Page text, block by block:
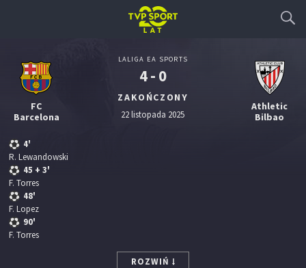
FC
Barcelona
4'
R. Lewandowski
45 + 3'
F. Torres
48'
F. Lopez
90'
F. Torres
LALIGA EA SPORTS
4 - 0
ZAKOŃCZONY
22 listopada 2025
Athletic
Bilbao
ROZWIŃ